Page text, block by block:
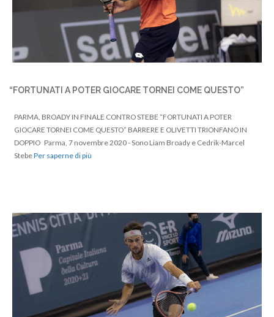
“FORTUNATI A POTER GIOCARE TORNEI COME QUESTO”
PARMA, BROADY IN FINALE CONTRO STEBE “FORTUNATI A POTER
GIOCARE TORNEI COME QUESTO” BARRERE E OLIVETTI TRIONFANO IN
DOPPIO Parma, 7 novembre 2020 - Sono Liam Broady e Cedrik-Marcel
StebePer saperne di più